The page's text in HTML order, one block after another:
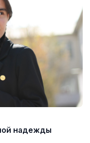
надежды